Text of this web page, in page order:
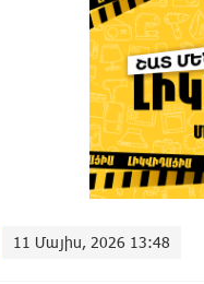
11 Մայիս, 2026 13:48